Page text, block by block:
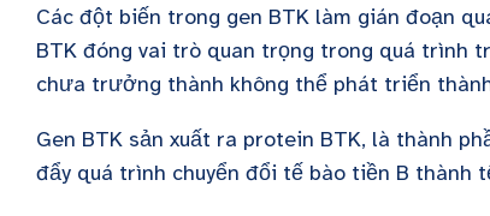
Các đột biến trong gen BTK làm gián đoạn
BTK đóng vai trò quan trọng trong quá trình
chưa trưởng thành không thể phát triển
Gen BTK sản xuất ra protein BTK, là thành
đẩy quá trình chuyển đổi tế bào tiền B thành